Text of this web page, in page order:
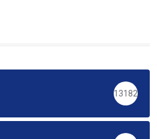
13182